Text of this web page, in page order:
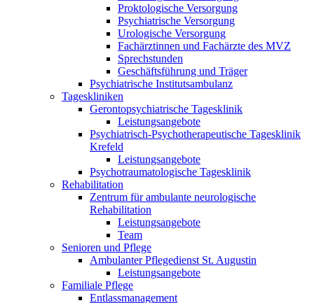
Proktologische Versorgung
Psychiatrische Versorgung
Urologische Versorgung
Fachärztinnen und Fachärzte des MVZ
Sprechstunden
Geschäftsführung und Träger
Psychiatrische Institutsambulanz
Tageskliniken
Gerontopsychiatrische Tagesklinik
Leistungsangebote
Psychiatrisch-Psychotherapeutische Tagesklinik
Krefeld
Leistungsangebote
Psychotraumatologische Tagesklinik
Rehabilitation
Zentrum für ambulante neurologische
Rehabilitation
Leistungsangebote
Team
Senioren und Pflege
Ambulanter Pflegedienst St. Augustin
Leistungsangebote
Familiale Pflege
Entlassmanagement